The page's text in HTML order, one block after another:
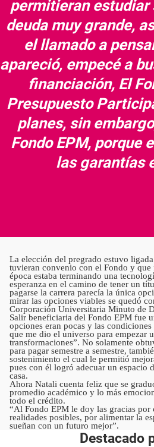
permitieran estudiar
deuda muy grande,
el llamado a
apareció, empecé a
financiación, El
Presupuesto
planes, sin
Fondo EPM, porque
las garantías
La elección del pregrado estuvo
tuvieran convenio con el Fondo y que
época estaba terminando una
esperanza en el camino de tener un
pagarse la carrera parecía la única
mirar las opciones viables se quedó
Corporación Universitaria Minuto de
Salir beneficiaria del Fondo EPM fue
opciones eran pocas y las
que me dio el universo para empezar
transformaciones”. No solamente
para pagar semestre a semestre,
sostenimiento el cual le permitió
pues con él logró adecuar un espacio
casa.
Ahora Natali cuenta feliz que se
promedio académico y lo más
todo el crédito.
“Al Fondo EPM le doy las gracias por
realidades posibles, por alimentar la
sueñan con un futuro mejor”.
Destacado